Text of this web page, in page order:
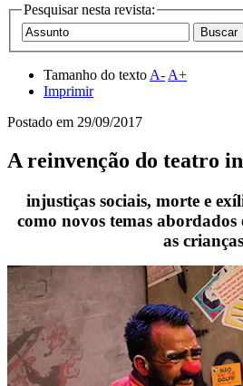
Pesquisar nesta revista:
Tamanho do texto A- A+
Imprimir
Postado em 29/09/2017
A reinvenção do teatro
injustiças sociais, morte e
como novos temas abordados
as crianças